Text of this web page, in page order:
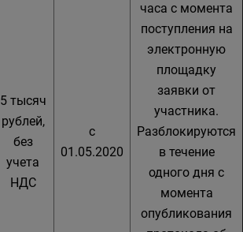
5 тысяч
рублей,
без
учета
НДС
с
01.05.2020
часа с момента
поступления на
электронную
площадку
заявки от
участника.
Разблокируются
в течение
одного дня с
момента
опубликования